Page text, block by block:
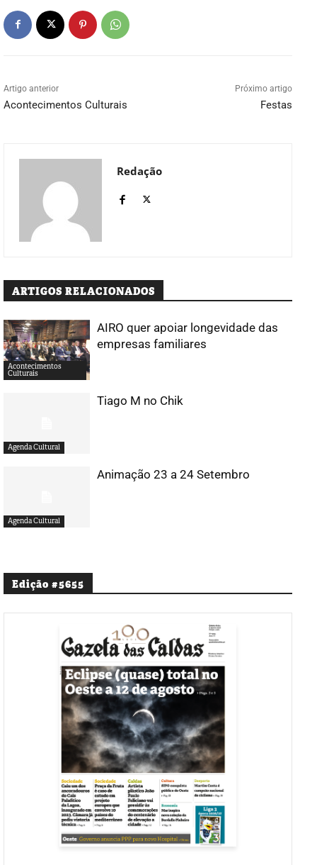
Artigo anterior
Acontecimentos Culturais
Próximo artigo
Festas
Redação
ARTIGOS RELACIONADOS
Acontecimentos
Culturais
AIRO quer apoiar longevidade das
empresas familiares
Agenda Cultural
Tiago M no Chik
Agenda Cultural
Animação 23 a 24 Setembro
Edição #5655